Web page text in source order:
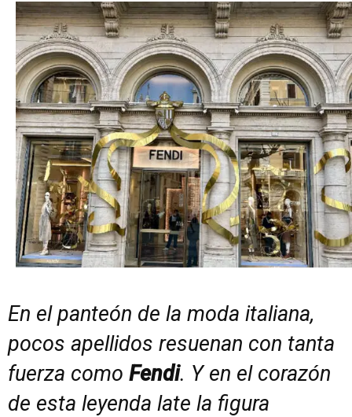
En el panteón de la moda italiana,
pocos apellidos resuenan con tanta
fuerza como Fendi. Y en el corazón
de esta leyenda late la figura